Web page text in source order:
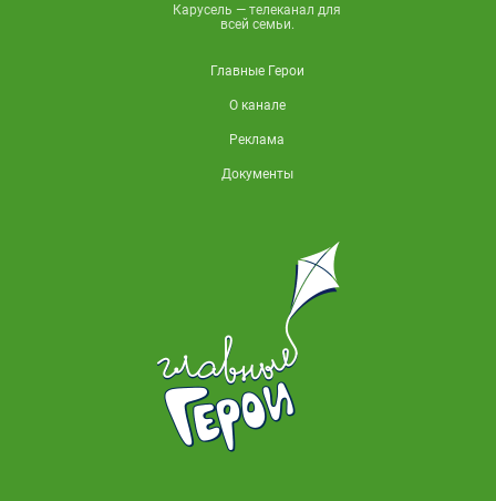
Карусель — телеканал для
всей семьи.
Главные Герои
О канале
Реклама
Документы